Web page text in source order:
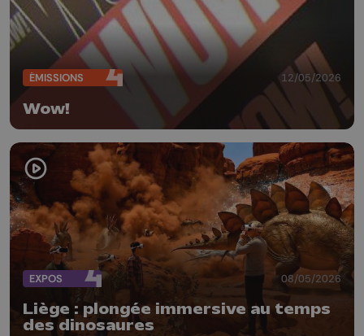
ÉMISSIONS 12/05/2026
Wow!
EXPOS 08/05/2026
Liège : plongée immersive au temps
des dinosaures